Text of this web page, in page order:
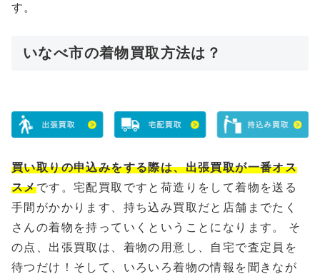
す。
いなべ市の着物買取方法は？
買い取りの申込みをする際は、出張買取が一番オス
スメです。宅配買取ですと荷造りをして着物を送る
手間がかかります、持ち込み買取だと店舗までたく
さんの着物を持っていくということになります。 そ
の点、出張買取は、着物の用意し、自宅で査定員を
待つだけ！そして、いろいろ着物の情報を聞きなが